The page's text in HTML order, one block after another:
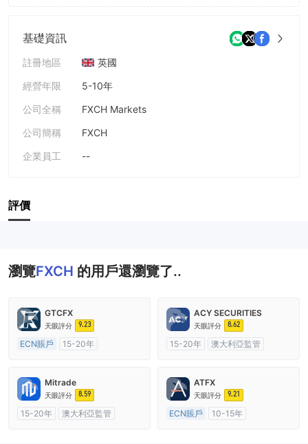
基礎資訊
註冊地區
英國
經營年限
5-10年
公司全稱
FXCH Markets
公司簡稱
FXCH
企業員工
--
評價
瀏覽FXCH 的用戶還瀏覽了..
GTCFX
天眼評分 9.23
ECN賬戶
15-20年
主標MT4
ACY SECURITIES
天眼評分 8.62
15-20年
澳大利亞監管
Mitrade
天眼評分 8.59
15-20年
澳大利亞監管
ATFX
天眼評分 9.21
ECN賬戶
10-15年